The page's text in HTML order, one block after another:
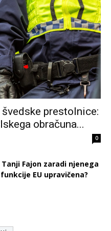
prestolnice:
obračuna...
0
Fajon zaradi njenega
EU upravičena?